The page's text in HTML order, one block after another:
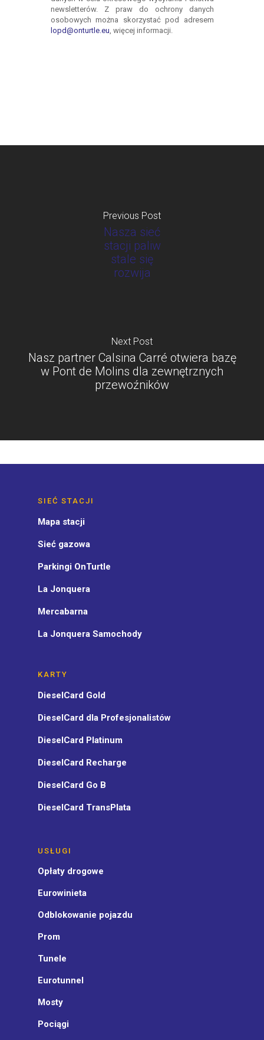
Previous Post
Nasza sieć
stacji paliw
stale się
rozwija
Next Post
Nasz partner Calsina Carré otwiera bazę
w Pont de Molins dla zewnętrznych
przewoźników
SIEĆ STACJI
Mapa stacji
Sieć gazowa
Parkingi OnTurtle
La Jonquera
Mercabarna
La Jonquera Samochody
KARTY
DieselCard Gold
DieselCard dla Profesjonalistów
DieselCard Platinum
DieselCard Recharge
DieselCard Go B
DieselCard TransPlata
USŁUGI
Opłaty drogowe
Eurowinieta
Odblokowanie pojazdu
Prom
Tunele
Eurotunnel
Mosty
Pociągi